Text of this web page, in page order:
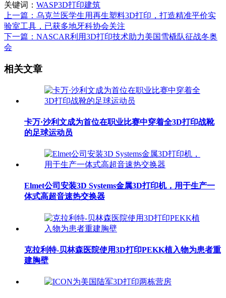
关键词： WASP3D打印建筑
上一篇：乌克兰医学生用再生塑料3D打印，打造精准平价实
验室工具，已获多地牙科协会关注
下一篇：NASCAR利用3D打印技术助力美国雪橇队征战冬奥
会
相关文章
卡万·沙利文成为首位在职业比赛中穿着全3D打印战靴
的足球运动员
Elmet公司安装3D Systems金属3D打印机，用于生产一
体式高超音速热交换器
克拉利特-贝林森医院使用3D打印PEKK植入物为患者重
建胸壁